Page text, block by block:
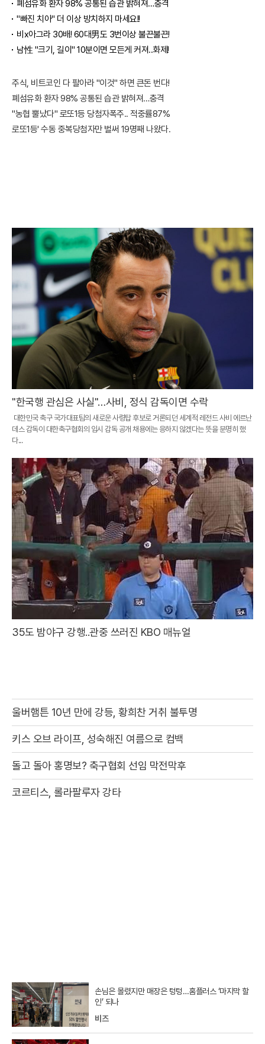
폐섬유화 환자 98% 공통된 습관 밝혀져…충격
"빠진 치아" 더 이상 방치하지 마세요!!
비x아그라 30배! 60대男도 3번이상 불끈불끈!
남性 "크기, 길이" 10분이면 모든게 커져..화제!
주식, 비트코인 다 팔아라 "이것" 하면 큰돈 번다!
폐섬유화 환자 98% 공통된 습관 밝혀져…충격
"농협 뿔났다" 로또1등 당첨자폭주.. 적중률87%
로또1등' 수동 중복당첨자만 벌써 19명째 나왔다.
"한국행 관심은 사실"…사비, 정식 감독이면 수락
대한민국 축구 국가대표팀의 새로운 사령탑 후보로 거론되던 세계적 레전드 사비 에르난
데스 감독이 대한축구협회의 임시 감독 공개 채용에는 응하지 않겠다는 뜻을 분명히 했
다...
35도 밤야구 강행..관중 쓰러진 KBO 매뉴얼
울버햄튼 10년 만에 강등, 황희찬 거취 불투명
키스 오브 라이프, 성숙해진 여름으로 컴백
돌고 돌아 홍명보? 축구협회 선임 막전막후
코르티스, 롤라팔루자 강타
손님은 몰렸지만 매장은 텅텅…홈플러스 ‘마지막 할
인’ 되나
비즈